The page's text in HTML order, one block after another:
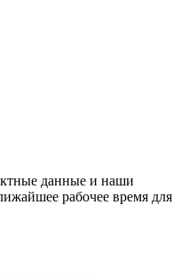
данные и наши
рабочее время для